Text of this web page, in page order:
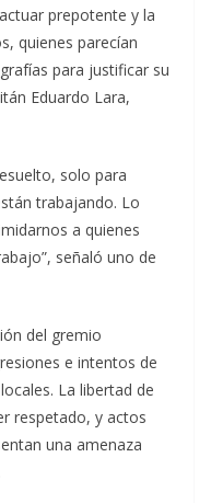
prepotente y la
quienes parecían
para justificar su
Eduardo Lara,
solo para
trabajando. Lo
a quienes
señaló uno de
del gremio
e intentos de
La libertad de
respetado, y actos
una amenaza